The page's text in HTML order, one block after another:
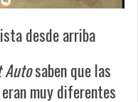
desde arriba
Autosaben que las
muy diferentes